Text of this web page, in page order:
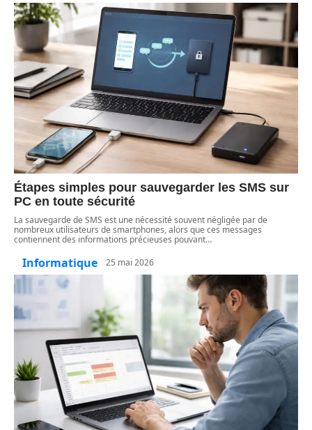
Étapes simples pour sauvegarder les SMS sur
PC en toute sécurité
La sauvegarde de SMS est une nécessité souvent négligée par de
nombreux utilisateurs de smartphones, alors que ces messages
contiennent des informations précieuses pouvant…
Informatique 25 mai 2026